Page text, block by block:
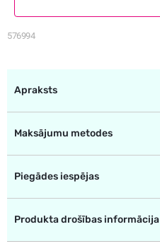
576994
Apraksts
Maksājumu metodes
Piegādes iespējas
Produkta drošības informācija